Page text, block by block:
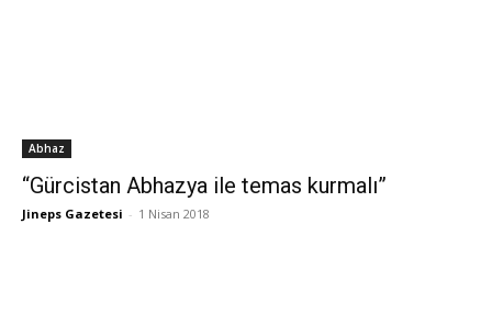
Abhaz
“Gürcistan Abhazya ile temas kurmalı”
Jineps Gazetesi - 1 Nisan 2018